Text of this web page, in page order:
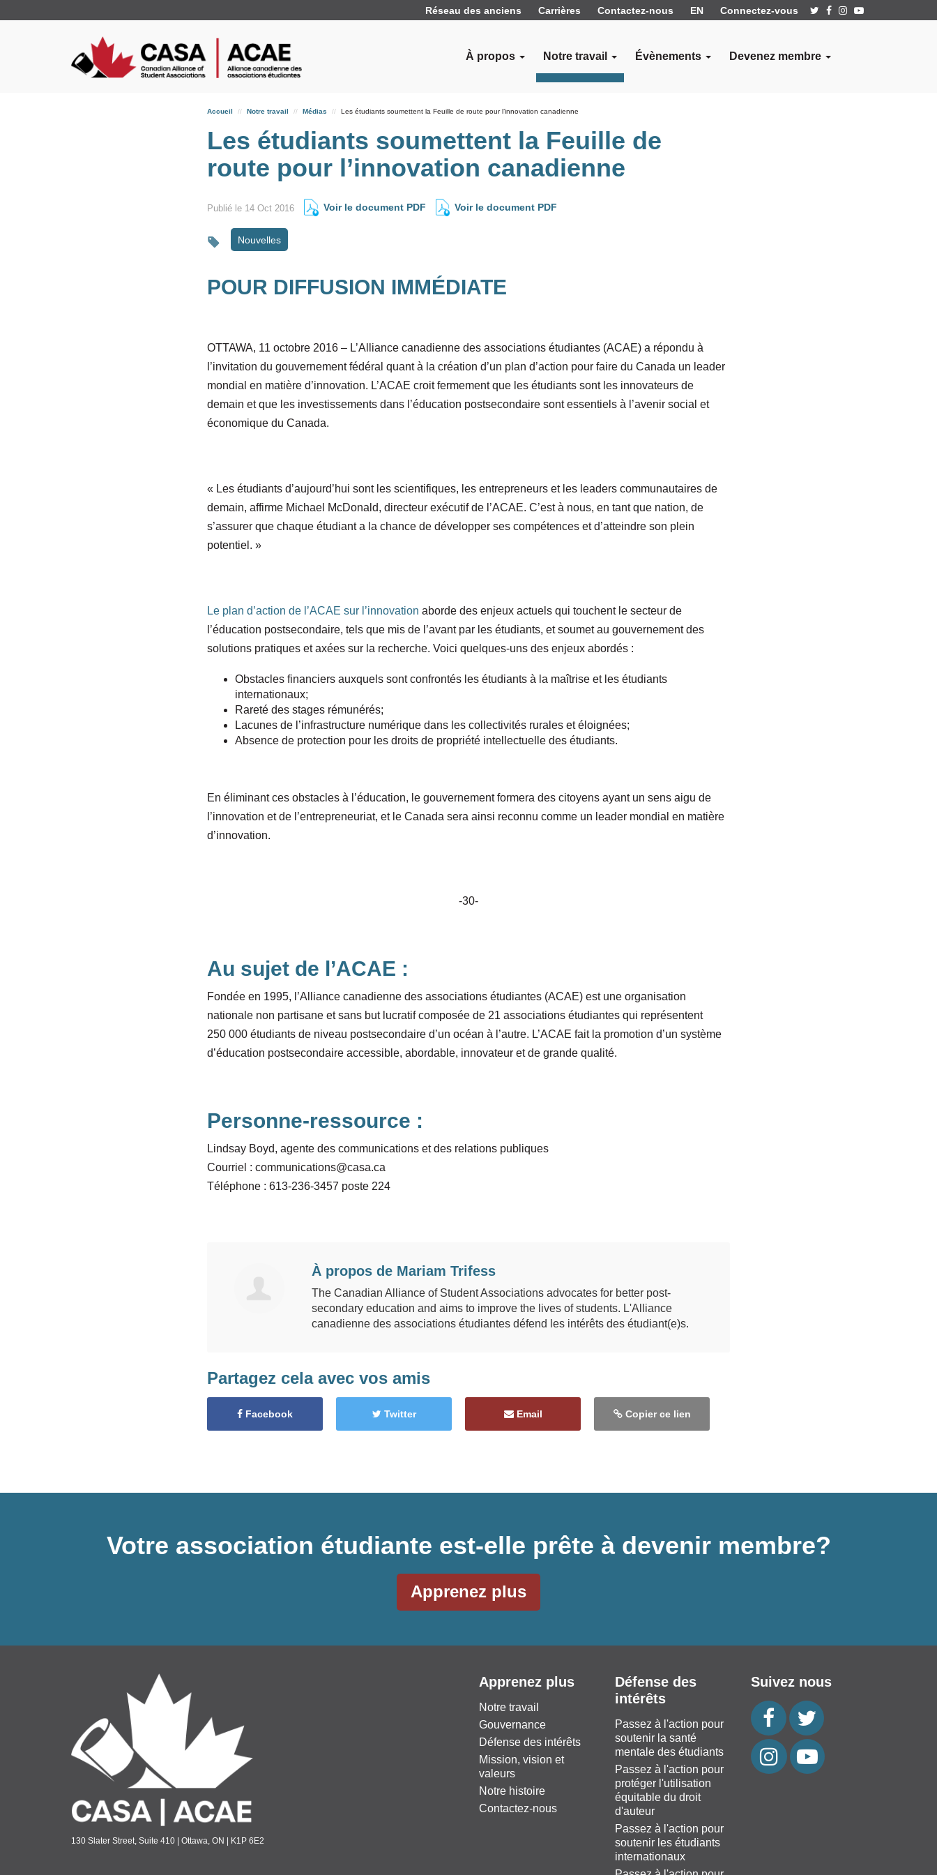
Réseau des anciens Carrières Contactez-nous EN Connectez-vous
À propos Notre travail Évènements Devenez membre
Accueil Notre travail Médias Les étudiants soumettent la Feuille de route pour l’innovation canadienne
Les étudiants soumettent la Feuille de
route pour l’innovation canadienne
Publié le 14 Oct 2016 Voir le document PDF Voir le document PDF
Nouvelles
POUR DIFFUSION IMMÉDIATE
OTTAWA, 11 octobre 2016 – L’Alliance canadienne des associations étudiantes (ACAE) a répondu à
l’invitation du gouvernement fédéral quant à la création d’un plan d’action pour faire du Canada un leader
mondial en matière d’innovation. L’ACAE croit fermement que les étudiants sont les innovateurs de
demain et que les investissements dans l’éducation postsecondaire sont essentiels à l’avenir social et
économique du Canada.
« Les étudiants d’aujourd’hui sont les scientifiques, les entrepreneurs et les leaders communautaires de
demain, affirme Michael McDonald, directeur exécutif de l’ACAE. C’est à nous, en tant que nation, de
s’assurer que chaque étudiant a la chance de développer ses compétences et d’atteindre son plein
potentiel. »
Le plan d’action de l’ACAE sur l’innovation aborde des enjeux actuels qui touchent le secteur de
l’éducation postsecondaire, tels que mis de l’avant par les étudiants, et soumet au gouvernement des
solutions pratiques et axées sur la recherche. Voici quelques-uns des enjeux abordés :
Obstacles financiers auxquels sont confrontés les étudiants à la maîtrise et les étudiants
internationaux;
Rareté des stages rémunérés;
Lacunes de l’infrastructure numérique dans les collectivités rurales et éloignées;
Absence de protection pour les droits de propriété intellectuelle des étudiants.
En éliminant ces obstacles à l’éducation, le gouvernement formera des citoyens ayant un sens aigu de
l’innovation et de l’entrepreneuriat, et le Canada sera ainsi reconnu comme un leader mondial en matière
d’innovation.
-30-
Au sujet de l’ACAE :
Fondée en 1995, l’Alliance canadienne des associations étudiantes (ACAE) est une organisation
nationale non partisane et sans but lucratif composée de 21 associations étudiantes qui représentent
250 000 étudiants de niveau postsecondaire d’un océan à l’autre. L’ACAE fait la promotion d’un système
d’éducation postsecondaire accessible, abordable, innovateur et de grande qualité.
Personne-ressource :
Lindsay Boyd, agente des communications et des relations publiques
Courriel : communications@casa.ca
Téléphone : 613-236-3457 poste 224
À propos de Mariam Trifess
The Canadian Alliance of Student Associations advocates for better post-
secondary education and aims to improve the lives of students. L'Alliance
canadienne des associations étudiantes défend les intérêts des étudiant(e)s.
Partagez cela avec vos amis
Facebook Twitter Email Copier ce lien
Votre association étudiante est-elle prête à devenir membre?
Apprenez plus
130 Slater Street, Suite 410 | Ottawa, ON | K1P 6E2
Apprenez plus
Notre travail
Gouvernance
Défense des intérêts
Mission, vision et
valeurs
Notre histoire
Contactez-nous
Défense des
intérêts
Passez à l'action pour
soutenir la santé
mentale des étudiants
Passez à l'action pour
protéger l'utilisation
équitable du droit
d'auteur
Passez à l'action pour
soutenir les étudiants
internationaux
Suivez nous